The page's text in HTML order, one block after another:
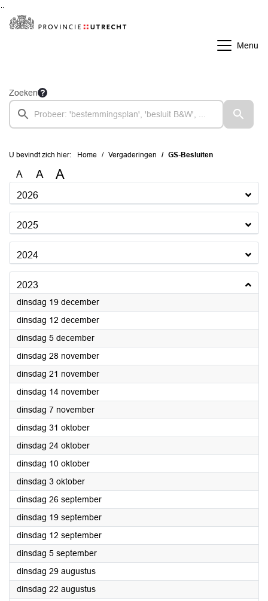
Menu
Zoeken
U bevindt zich hier: Home Vergaderingen GS-Besluiten
A A A
2026
2025
2024
2023
dinsdag 19 december2023
dinsdag 12 december2023
dinsdag 5 december2023
dinsdag 28 november2023
dinsdag 21 november2023
dinsdag 14 november2023
dinsdag 7 november2023
dinsdag 31 oktober2023
dinsdag 24 oktober2023
dinsdag 10 oktober2023
dinsdag 3 oktober2023
dinsdag 26 september2023
dinsdag 19 september2023
dinsdag 12 september2023
dinsdag 5 september2023
dinsdag 29 augustus2023
dinsdag 22 augustus2023